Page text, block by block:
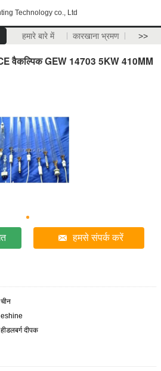
Technology co., Ltd
हमारे बारे में कारखाना भ्रमण >>
वैकल्पिक GEW 14703 5KW 410MM
हमसे संपर्क करें
चीन
eshine
हीडलबर्ग दीपक